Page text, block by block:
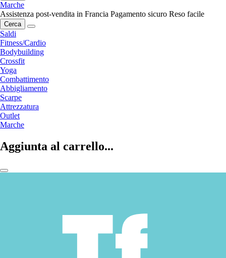
Marche
Assistenza post-vendita in Francia Pagamento sicuro Reso facile
Cerca
Saldi
Fitness/Cardio
Bodybuilding
Crossfit
Yoga
Combattimento
Abbigliamento
Scarpe
Attrezzatura
Outlet
Marche
Aggiunta al carrello...